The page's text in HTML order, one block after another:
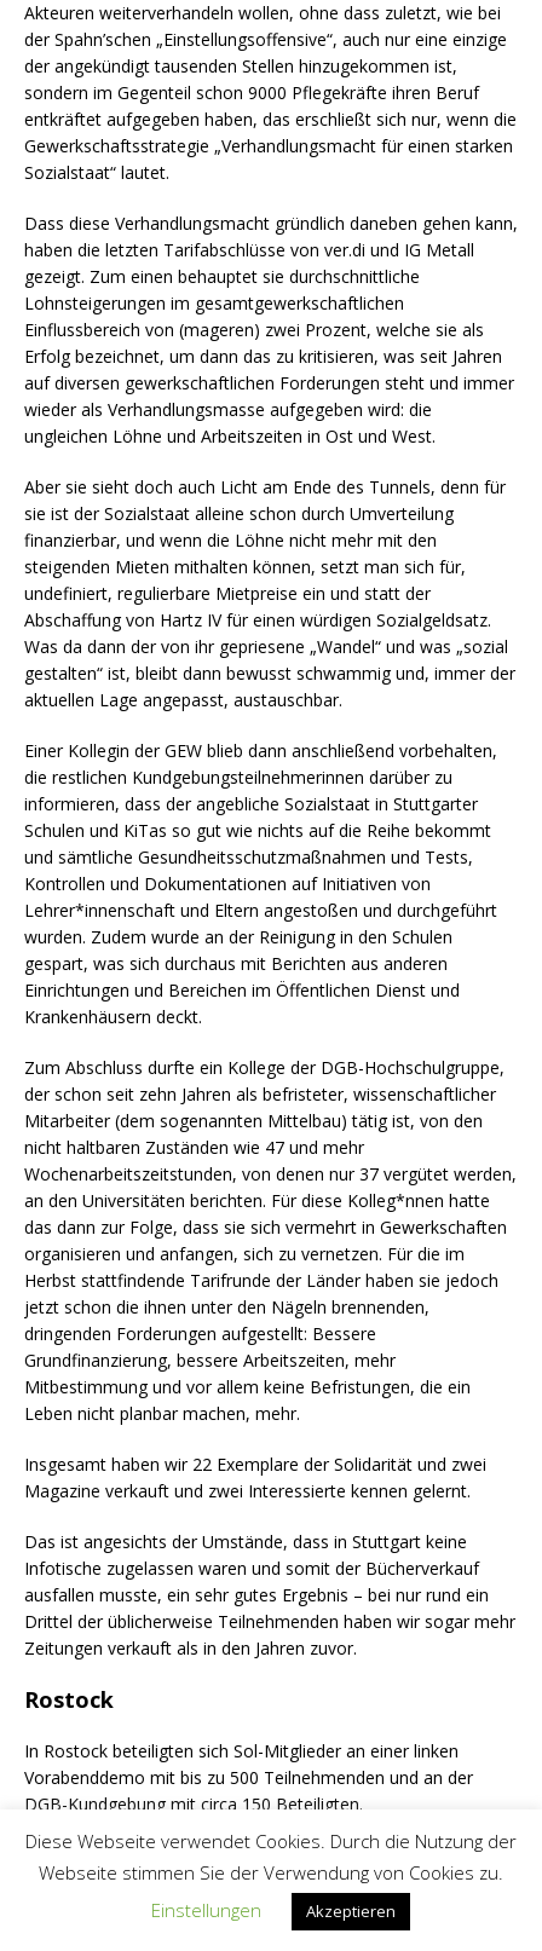
Akteuren weiterverhandeln wollen, ohne dass zuletzt, wie bei
der Spahn’schen „Einstellungsoffensive“, auch nur eine einzige
der angekündigt tausenden Stellen hinzugekommen ist,
sondern im Gegenteil schon 9000 Pflegekräfte ihren Beruf
entkräftet aufgegeben haben, das erschließt sich nur, wenn die
Gewerkschaftsstrategie „Verhandlungsmacht für einen starken
Sozialstaat“ lautet.
Dass diese Verhandlungsmacht gründlich daneben gehen kann,
haben die letzten Tarifabschlüsse von ver.di und IG Metall
gezeigt. Zum einen behauptet sie durchschnittliche
Lohnsteigerungen im gesamtgewerkschaftlichen
Einflussbereich von (mageren) zwei Prozent, welche sie als
Erfolg bezeichnet, um dann das zu kritisieren, was seit Jahren
auf diversen gewerkschaftlichen Forderungen steht und immer
wieder als Verhandlungsmasse aufgegeben wird: die
ungleichen Löhne und Arbeitszeiten in Ost und West.
Aber sie sieht doch auch Licht am Ende des Tunnels, denn für
sie ist der Sozialstaat alleine schon durch Umverteilung
finanzierbar, und wenn die Löhne nicht mehr mit den
steigenden Mieten mithalten können, setzt man sich für,
undefiniert, regulierbare Mietpreise ein und statt der
Abschaffung von Hartz IV für einen würdigen Sozialgeldsatz.
Was da dann der von ihr gepriesene „Wandel“ und was „sozial
gestalten“ ist, bleibt dann bewusst schwammig und, immer der
aktuellen Lage angepasst, austauschbar.
Einer Kollegin der GEW blieb dann anschließend vorbehalten,
die restlichen Kundgebungsteilnehmerinnen darüber zu
informieren, dass der angebliche Sozialstaat in Stuttgarter
Schulen und KiTas so gut wie nichts auf die Reihe bekommt
und sämtliche Gesundheitsschutzmaßnahmen und Tests,
Kontrollen und Dokumentationen auf Initiativen von
Lehrer*innenschaft und Eltern angestoßen und durchgeführt
wurden. Zudem wurde an der Reinigung in den Schulen
gespart, was sich durchaus mit Berichten aus anderen
Einrichtungen und Bereichen im Öffentlichen Dienst und
Krankenhäusern deckt.
Zum Abschluss durfte ein Kollege der DGB-Hochschulgruppe,
der schon seit zehn Jahren als befristeter, wissenschaftlicher
Mitarbeiter (dem sogenannten Mittelbau) tätig ist, von den
nicht haltbaren Zuständen wie 47 und mehr
Wochenarbeitszeitstunden, von denen nur 37 vergütet werden,
an den Universitäten berichten. Für diese Kolleg*nnen hatte
das dann zur Folge, dass sie sich vermehrt in Gewerkschaften
organisieren und anfangen, sich zu vernetzen. Für die im
Herbst stattfindende Tarifrunde der Länder haben sie jedoch
jetzt schon die ihnen unter den Nägeln brennenden,
dringenden Forderungen aufgestellt: Bessere
Grundfinanzierung, bessere Arbeitszeiten, mehr
Mitbestimmung und vor allem keine Befristungen, die ein
Leben nicht planbar machen, mehr.
Insgesamt haben wir 22 Exemplare der Solidarität und zwei
Magazine verkauft und zwei Interessierte kennen gelernt.
Das ist angesichts der Umstände, dass in Stuttgart keine
Infotische zugelassen waren und somit der Bücherverkauf
ausfallen musste, ein sehr gutes Ergebnis – bei nur rund ein
Drittel der üblicherweise Teilnehmenden haben wir sogar mehr
Zeitungen verkauft als in den Jahren zuvor.
Rostock
In Rostock beteiligten sich Sol-Mitglieder an einer linken
Vorabenddemo mit bis zu 500 Teilnehmenden und an der
DGB-Kundgebung mit circa 150 Beteiligten.
Diese Webseite verwendet Cookies. Durch die Nutzung der
Webseite stimmen Sie der Verwendung von Cookies zu.
Einstellungen
Akzeptieren